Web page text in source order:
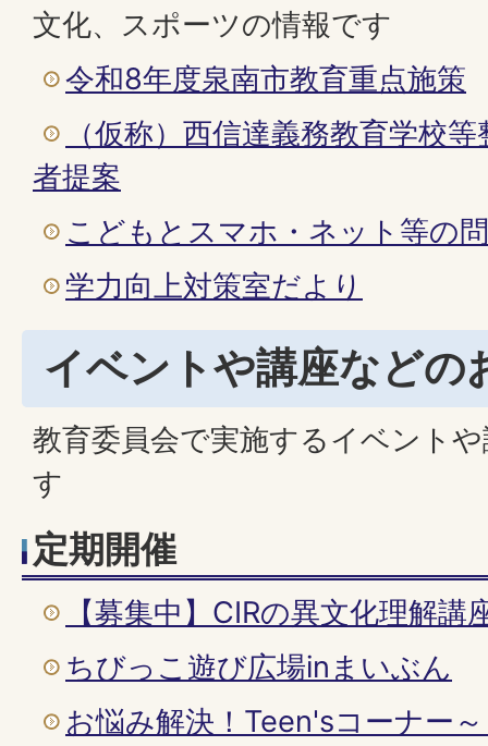
文化、スポーツの情報です
令和8年度泉南市教育重点施策
（仮称）西信達義務教育学校
者提案
こどもとスマホ・ネット等の
学力向上対策室だより
イベントや講座などの
教育委員会で実施するイベント
す
定期開催
【募集中】CIRの異文化理解講
ちびっこ遊び広場inまいぶん
お悩み解決！Teen'sコーナー